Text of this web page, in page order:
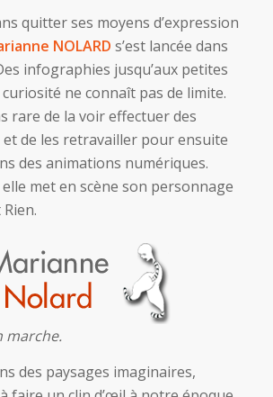
quitter ses moyens d’expression
NOLARD s’est lancée dans
infographies jusqu’aux petites
ne connaît pas de limite.
rare de la voir effectuer des
de les retravailler pour ensuite
des animations numériques.
met en scène son personnage
marche.
des paysages imaginaires,